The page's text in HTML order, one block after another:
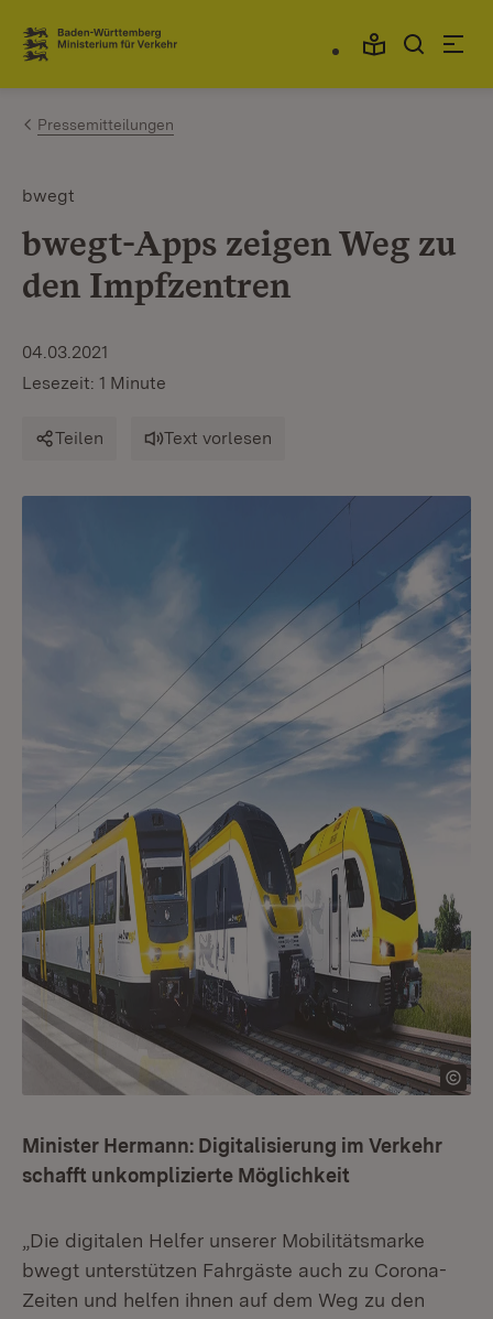
Zum Inhalt springen
Link zur Startseite
Pressemitteilungen
bwegt
bwegt-Apps zeigen Weg zu
den Impfzentren
04.03.2021
Lesezeit: 1 Minute
Teilen Text vorlesen
Minister Hermann: Digitalisierung im Verkehr
schafft unkomplizierte Möglichkeit
„Die digitalen Helfer unserer Mobilitätsmarke
bwegt unterstützen Fahrgäste auch zu Corona-
Zeiten und helfen ihnen auf dem Weg zu den